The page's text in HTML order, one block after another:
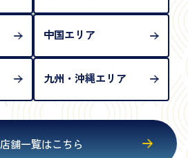
中国エリア
九州・沖縄エリア
店舗一覧はこちら